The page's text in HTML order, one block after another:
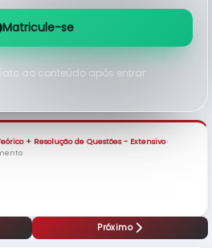
Matricule-se
ao conteúdo após entrar
+ Resolução de Questões - Extensivo›
Próximo